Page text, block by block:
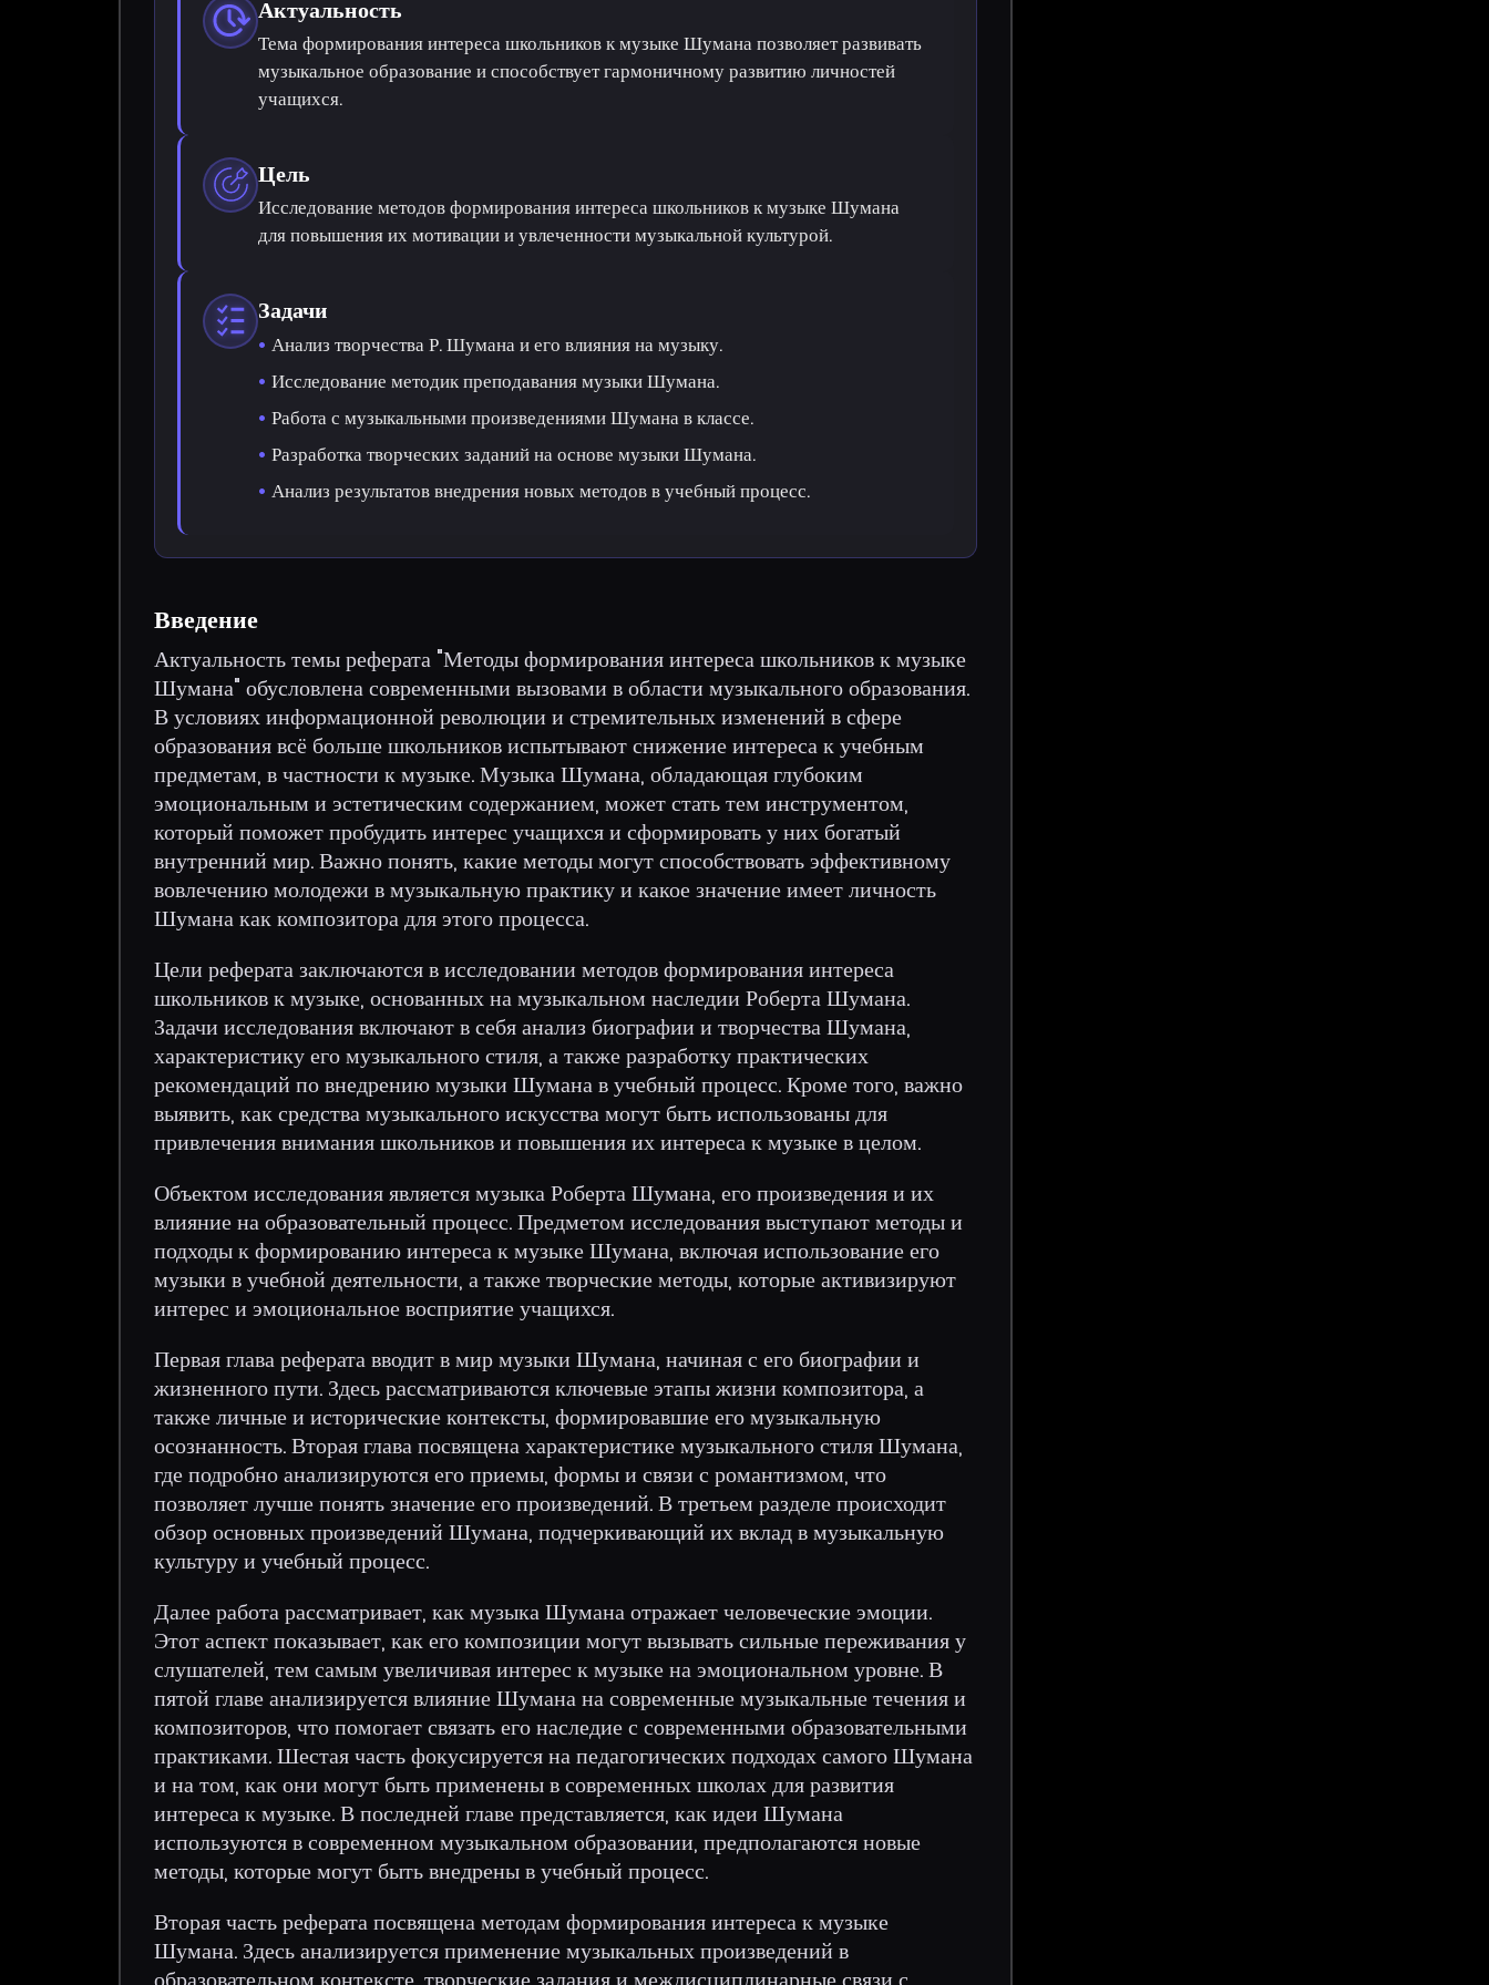
Актуальность
Тема формирования интереса школьников к музыке Шумана позволяет развивать
музыкальное образование и способствует гармоничному развитию личностей
учащихся.
Цель
Исследование методов формирования интереса школьников к музыке Шумана
для повышения их мотивации и увлеченности музыкальной культурой.
Задачи
Анализ творчества Р. Шумана и его влияния на музыку.
Исследование методик преподавания музыки Шумана.
Работа с музыкальными произведениями Шумана в классе.
Разработка творческих заданий на основе музыки Шумана.
Анализ результатов внедрения новых методов в учебный процесс.
Введение
Актуальность темы реферата "Методы формирования интереса школьников к музыке
Шумана" обусловлена современными вызовами в области музыкального образования.
В условиях информационной революции и стремительных изменений в сфере
образования всё больше школьников испытывают снижение интереса к учебным
предметам, в частности к музыке. Музыка Шумана, обладающая глубоким
эмоциональным и эстетическим содержанием, может стать тем инструментом,
который поможет пробудить интерес учащихся и сформировать у них богатый
внутренний мир. Важно понять, какие методы могут способствовать эффективному
вовлечению молодежи в музыкальную практику и какое значение имеет личность
Шумана как композитора для этого процесса.
Цели реферата заключаются в исследовании методов формирования интереса
школьников к музыке, основанных на музыкальном наследии Роберта Шумана.
Задачи исследования включают в себя анализ биографии и творчества Шумана,
характеристику его музыкального стиля, а также разработку практических
рекомендаций по внедрению музыки Шумана в учебный процесс. Кроме того, важно
выявить, как средства музыкального искусства могут быть использованы для
привлечения внимания школьников и повышения их интереса к музыке в целом.
Объектом исследования является музыка Роберта Шумана, его произведения и их
влияние на образовательный процесс. Предметом исследования выступают методы и
подходы к формированию интереса к музыке Шумана, включая использование его
музыки в учебной деятельности, а также творческие методы, которые активизируют
интерес и эмоциональное восприятие учащихся.
Первая глава реферата вводит в мир музыки Шумана, начиная с его биографии и
жизненного пути. Здесь рассматриваются ключевые этапы жизни композитора, а
также личные и исторические контексты, формировавшие его музыкальную
осознанность. Вторая глава посвящена характеристике музыкального стиля Шумана,
где подробно анализируются его приемы, формы и связи с романтизмом, что
позволяет лучше понять значение его произведений. В третьем разделе происходит
обзор основных произведений Шумана, подчеркивающий их вклад в музыкальную
культуру и учебный процесс.
Далее работа рассматривает, как музыка Шумана отражает человеческие эмоции.
Этот аспект показывает, как его композиции могут вызывать сильные переживания у
слушателей, тем самым увеличивая интерес к музыке на эмоциональном уровне. В
пятой главе анализируется влияние Шумана на современные музыкальные течения и
композиторов, что помогает связать его наследие с современными образовательными
практиками. Шестая часть фокусируется на педагогических подходах самого Шумана
и на том, как они могут быть применены в современных школах для развития
интереса к музыке. В последней главе представляется, как идеи Шумана
используются в современном музыкальном образовании, предполагаются новые
методы, которые могут быть внедрены в учебный процесс.
Вторая часть реферата посвящена методам формирования интереса к музыке
Шумана. Здесь анализируется применение музыкальных произведений в